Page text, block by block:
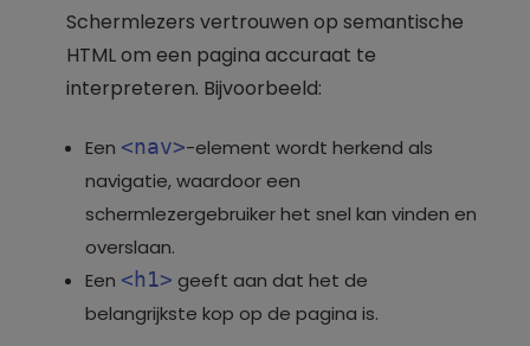
Schermlezers vertrouwen op semantische
HTML om een pagina accuraat te
interpreteren. Bijvoorbeeld:
Een <nav>-element wordt herkend als
navigatie, waardoor een
schermlezergebruiker het snel kan vinden en
overslaan.
Een <h1> geeft aan dat het de
belangrijkste kop op de pagina is.